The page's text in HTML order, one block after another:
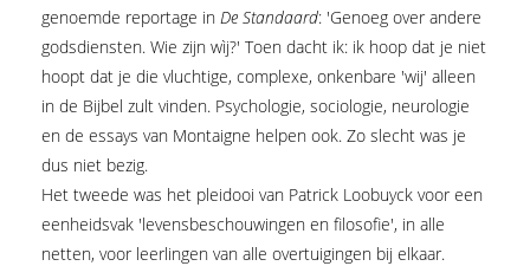
genoemde reportage in De Standaard: 'Genoeg over andere
godsdiensten. Wie zijn wìj?' Toen dacht ik: ik hoop dat je niet
hoopt dat je die vluchtige, complexe, onkenbare 'wij' alleen
in de Bijbel zult vinden. Psychologie, sociologie, neurologie
en de essays van Montaigne helpen ook. Zo slecht was je
dus niet bezig.
Het tweede was het pleidooi van Patrick Loobuyck voor een
eenheidsvak 'levensbeschouwingen en filosofie', in alle
netten, voor leerlingen van alle overtuigingen bij elkaar.